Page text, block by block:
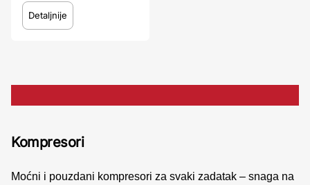
Detaljnije
Kompresori
Moćni i pouzdani kompresori za svaki zadatak – snaga na